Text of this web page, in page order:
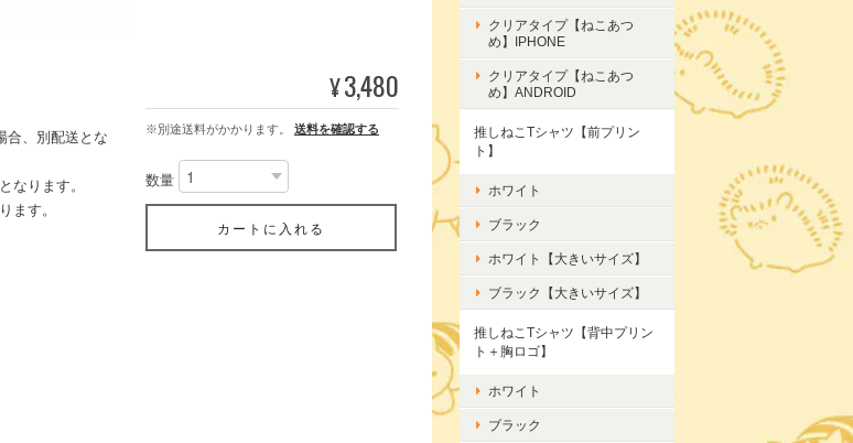
合、別配送とな
なります。
す。
¥3,480
※別途送料がかかります。 送料を確認する
数量
カートに入れる
クリアタイプ【ねこあつ
め】IPHONE
クリアタイプ【ねこあつ
め】ANDROID
推しねこTシャツ【前プリン
ト】
ホワイト
ブラック
ホワイト【大きいサイズ】
ブラック【大きいサイズ】
推しねこTシャツ【背中プリン
ト＋胸ロゴ】
ホワイト
ブラック